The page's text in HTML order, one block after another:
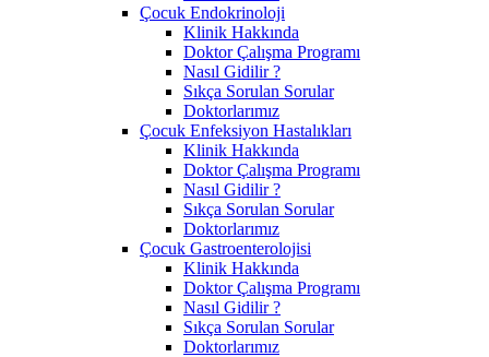
Çocuk Endokrinoloji
Klinik Hakkında
Doktor Çalışma Programı
Nasıl Gidilir ?
Sıkça Sorulan Sorular
Doktorlarımız
Çocuk Enfeksiyon Hastalıkları
Klinik Hakkında
Doktor Çalışma Programı
Nasıl Gidilir ?
Sıkça Sorulan Sorular
Doktorlarımız
Çocuk Gastroenterolojisi
Klinik Hakkında
Doktor Çalışma Programı
Nasıl Gidilir ?
Sıkça Sorulan Sorular
Doktorlarımız